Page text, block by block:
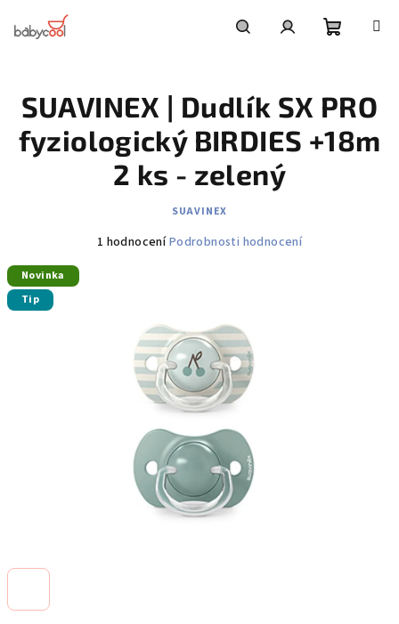
košík
SUAVINEX | Dudlík SX PRO
fyziologický BIRDIES +18m
2 ks - zelený
SUAVINEX
Průměrné
hvězdiček.
1 hodnoceníPodrobnosti hodnocení
Novinka
Tip